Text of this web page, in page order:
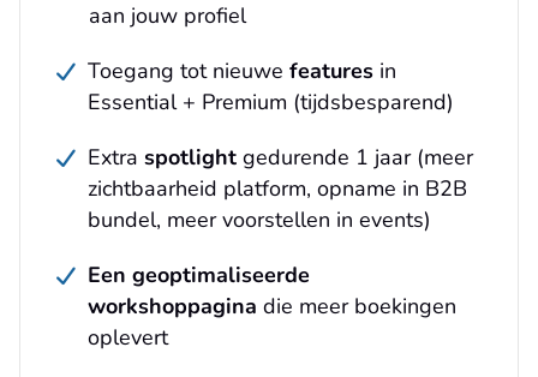
aan jouw profiel
Toegang tot nieuwe features in
Essential + Premium (tijdsbesparend)
Extra spotlight gedurende 1 jaar (meer
zichtbaarheid platform, opname in B2B
bundel, meer voorstellen in events)
Een geoptimaliseerde
workshoppagina die meer boekingen
oplevert